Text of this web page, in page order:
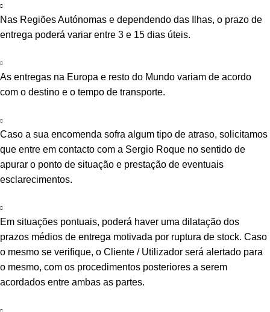
Nas Regiões Autónomas e dependendo das Ilhas, o prazo de
entrega poderá variar entre 3 e 15 dias úteis.
As entregas na Europa e resto do Mundo variam de acordo
com o destino e o tempo de transporte.
Caso a sua encomenda sofra algum tipo de atraso, solicitamos
que entre em contacto com a Sergio Roque no sentido de
apurar o ponto de situação e prestação de eventuais
esclarecimentos.
Em situações pontuais, poderá haver uma dilatação dos
prazos médios de entrega motivada por ruptura de stock. Caso
o mesmo se verifique, o Cliente / Utilizador será alertado para
o mesmo, com os procedimentos posteriores a serem
acordados entre ambas as partes.